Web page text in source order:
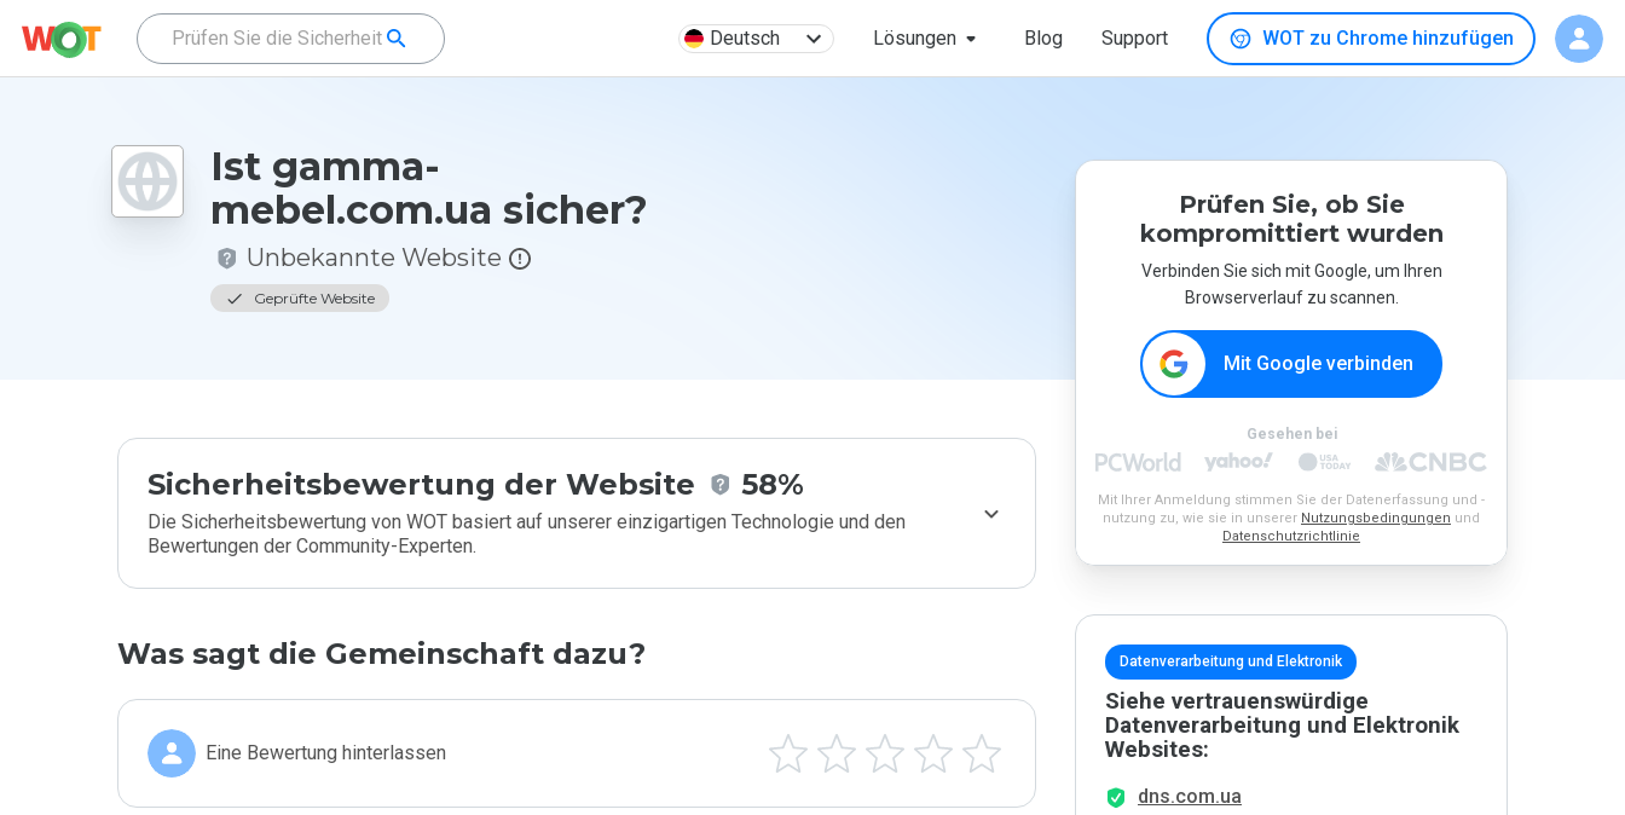
Deutsch Lösungen Blog Support WOT zu Chrome hinzufügen
Ist gamma-
mebel.com.ua sicher?
Unbekannte Website
Geprüfte Website
Sicherheitsbewertung der Website 58%
Die Sicherheitsbewertung von WOT basiert auf unserer einzigartigen Technologie und den
Bewertungen der Community-Experten.
Was sagt die Gemeinschaft dazu?
Eine Bewertung hinterlassen
Prüfen Sie, ob Sie
kompromittiert wurden
Verbinden Sie sich mit Google, um Ihren
Browserverlauf zu scannen.
Mit Google verbinden
Gesehen bei
Mit Ihrer Anmeldung stimmen Sie der Datenerfassung und -
nutzung zu, wie sie in unserer Nutzungsbedingungen und
Datenschutzrichtlinie
Datenverarbeitung und Elektronik
Siehe vertrauenswürdige
Datenverarbeitung und Elektronik
Websites:
dns.com.ua